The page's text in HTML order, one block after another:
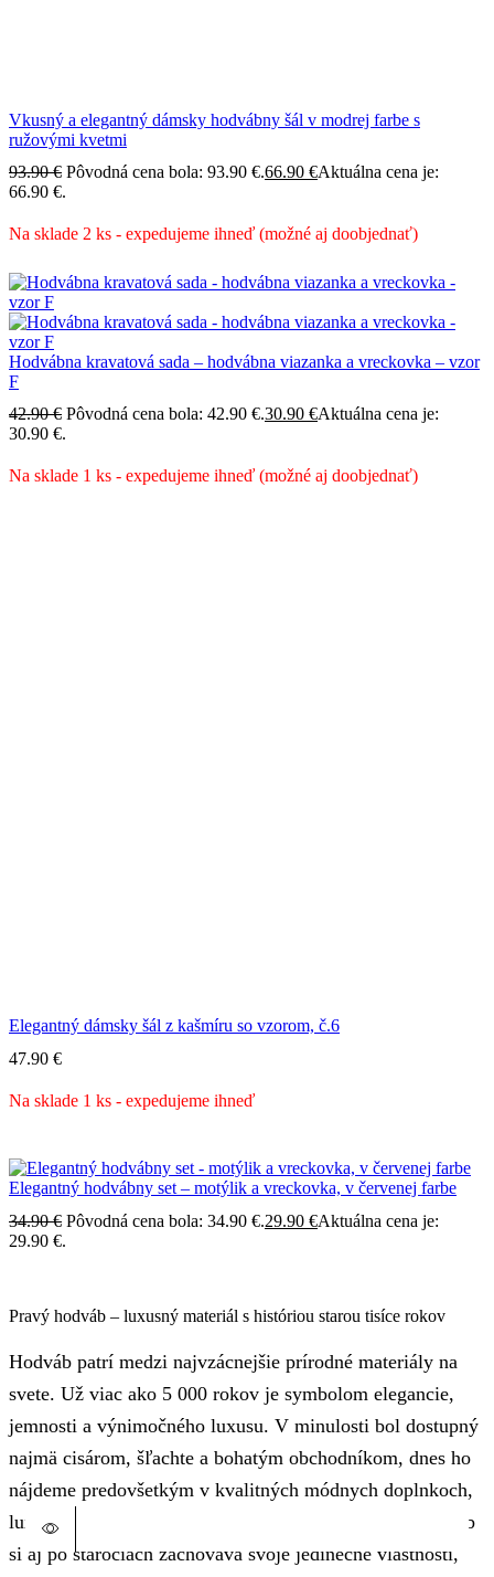
Vkusný a elegantný dámsky hodvábny šál v modrej farbe s
ružovými kvetmi
93.90€ Pôvodná cena bola: 93.90 €.66.90 €Aktuálna cena je:
66.90 €.
Na sklade 2 ks - expedujeme ihneď (možné aj doobjednať)
Hodvábna kravatová sada – hodvábna viazanka a vreckovka – vzor
F
42.90€ Pôvodná cena bola: 42.90 €.30.90 €Aktuálna cena je:
30.90 €.
Na sklade 1 ks - expedujeme ihneď (možné aj doobjednať)
Elegantný dámsky šál z kašmíru so vzorom, č.6
47.90 €
Na sklade 1 ks - expedujeme ihneď
Elegantný hodvábny set – motýlik a vreckovka, v červenej farbe
34.90€ Pôvodná cena bola: 34.90 €.29.90 €Aktuálna cena je:
29.90 €.
Pravý hodváb – luxusný materiál s históriou starou tisíce rokov
Hodváb patrí medzi najvzácnejšie prírodné materiály na
svete. Už viac ako 5 000 rokov je symbolom elegancie,
jemnosti a výnimočného luxusu. V minulosti bol dostupný
najmä cisárom, šľachte a bohatým obchodníkom, dnes ho
nájdeme predovšetkým v kvalitných módnych doplnkoch,
luxusnom oblečení a prémiových textíliách. Pravý hodváb
si aj po stáročiach zachováva svoje jedinečné vlastnosti,